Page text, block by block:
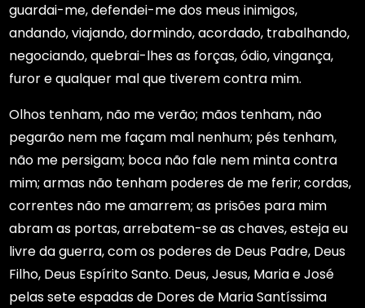
guardai-me, defendei-me dos meus inimigos,
andando, viajando, dormindo, acordado, trabalhando,
negociando, quebrai-lhes as forças, ódio, vingança,
furor e qualquer mal que tiverem contra mim.
Olhos tenham, não me verão; mãos tenham, não
pegarão nem me façam mal nenhum; pés tenham,
não me persigam; boca não fale nem minta contra
mim; armas não tenham poderes de me ferir; cordas,
correntes não me amarrem; as prisões para mim
abram as portas, arrebatem-se as chaves, esteja eu
livre da guerra, com os poderes de Deus Padre, Deus
Filho, Deus Espírito Santo. Deus, Jesus, Maria e José
pelas sete espadas de Dores de Maria Santíssima